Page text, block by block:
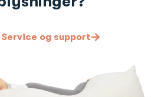
og support